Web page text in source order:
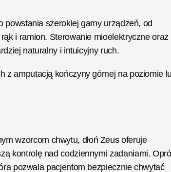
powstania szerokiej gamy urządzeń, od
i ramion. Sterowanie mioelektryczne oraz
naturalny i intuicyjny ruch.
z amputacją kończyny górnej na poziomie
wzorcom chwytu, dłoń Zeus oferuje
kontrolę nad codziennymi zadaniami.
pozwala pacjentom bezpiecznie chwytać